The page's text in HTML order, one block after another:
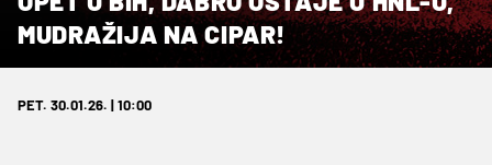
MUDRAŽIJA NA CIPAR!
PET. 30.01.26. | 10:00